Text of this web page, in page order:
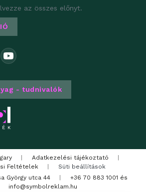
az összes előnyt.
- tudnivalók
| Adatkezelési tájékoztató
|
Feltételek
|
Süti beállítások
György utca 44
| +36 70 883 1001 és
info@symbolreklam.hu